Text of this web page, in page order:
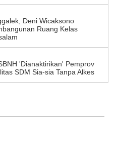
Deni Wicaksono
Ruang Kelas
'Dianaktirikan' Pemprov
SDM Sia-sia Tanpa Alkes